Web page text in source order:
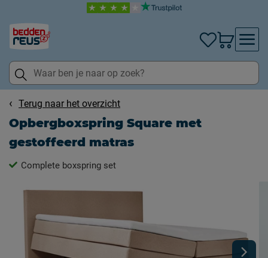
Terug naar het overzicht
Opbergboxspring Square met
gestoffeerd matras
Complete boxspring set